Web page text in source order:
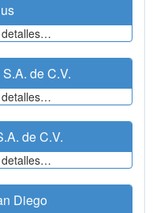
detalles…
de C.V.
detalles…
de C.V.
detalles…
Diego